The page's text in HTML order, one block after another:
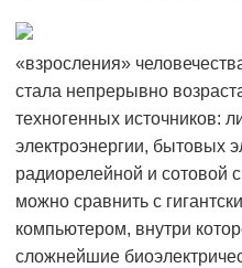
«взросления»
стала непрерывно
техногенных источников:
электроэнергии, бытовых
радиорелейной и сотовой
можно сравнить с
компьютером, внутри
сложнейшие